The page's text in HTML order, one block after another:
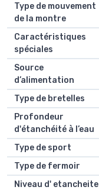
Type de mouvement
de la montre
Caractéristiques
spéciales
Source
d’alimentation
Type de bretelles
Profondeur
d'étanchéité à l’eau
Type de sport
Type de fermoir
Niveau d' etancheite